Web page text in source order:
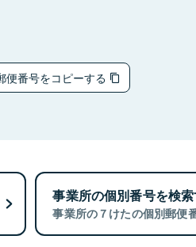
便番号をコピーする
事業所の個別番号を検
事業所の７けたの個別郵便